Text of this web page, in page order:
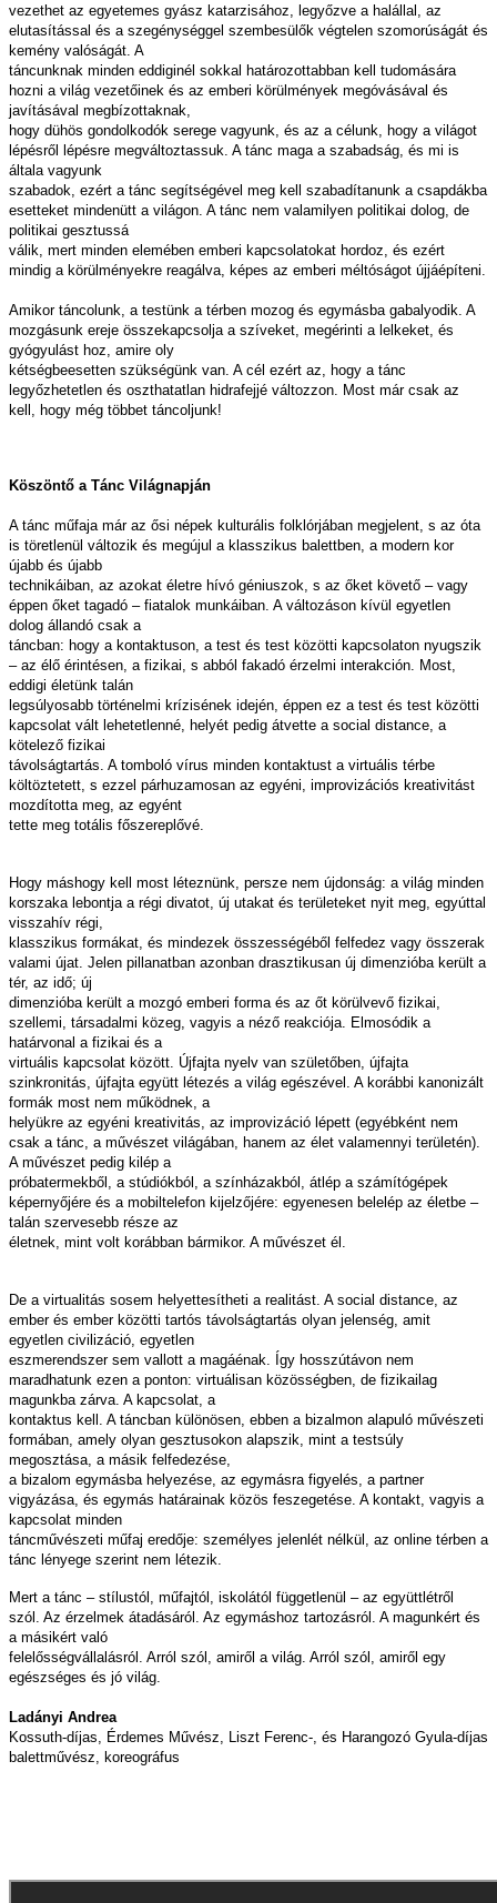
vezethet az egyetemes gyász katarzisához, legyőzve a halállal, az
elutasítással és a szegénységgel szembesülők végtelen szomorúságát és
kemény valóságát. A
táncunknak minden eddiginél sokkal határozottabban kell tudomására
hozni a világ vezetőinek és az emberi körülmények megóvásával és
javításával megbízottaknak,
hogy dühös gondolkodók serege vagyunk, és az a célunk, hogy a világot
lépésről lépésre megváltoztassuk. A tánc maga a szabadság, és mi is
általa vagyunk
szabadok, ezért a tánc segítségével meg kell szabadítanunk a csapdákba
esetteket mindenütt a világon. A tánc nem valamilyen politikai dolog, de
politikai gesztussá
válik, mert minden elemében emberi kapcsolatokat hordoz, és ezért
mindig a körülményekre reagálva, képes az emberi méltóságot újjáépíteni.
Amikor táncolunk, a testünk a térben mozog és egymásba gabalyodik. A
mozgásunk ereje összekapcsolja a szíveket, megérinti a lelkeket, és
gyógyulást hoz, amire oly
kétségbeesetten szükségünk van. A cél ezért az, hogy a tánc
legyőzhetetlen és oszthatatlan hidrafejjé változzon. Most már csak az
kell, hogy még többet táncoljunk!
Köszöntő a Tánc Világnapján
A tánc műfaja már az ősi népek kulturális folklórjában megjelent, s az óta
is töretlenül változik és megújul a klasszikus balettben, a modern kor
újabb és újabb
technikáiban, az azokat életre hívó géniuszok, s az őket követő – vagy
éppen őket tagadó – fiatalok munkáiban. A változáson kívül egyetlen
dolog állandó csak a
táncban: hogy a kontaktuson, a test és test közötti kapcsolaton nyugszik
– az élő érintésen, a fizikai, s abból fakadó érzelmi interakción. Most,
eddigi életünk talán
legsúlyosabb történelmi krízisének idején, éppen ez a test és test közötti
kapcsolat vált lehetetlenné, helyét pedig átvette a social distance, a
kötelező fizikai
távolságtartás. A tomboló vírus minden kontaktust a virtuális térbe
költöztetett, s ezzel párhuzamosan az egyéni, improvizációs kreativitást
mozdította meg, az egyént
tette meg totális főszereplővé.
Hogy máshogy kell most léteznünk, persze nem újdonság: a világ minden
korszaka lebontja a régi divatot, új utakat és területeket nyit meg, egyúttal
visszahív régi,
klasszikus formákat, és mindezek összességéből felfedez vagy összerak
valami újat. Jelen pillanatban azonban drasztikusan új dimenzióba került a
tér, az idő; új
dimenzióba került a mozgó emberi forma és az őt körülvevő fizikai,
szellemi, társadalmi közeg, vagyis a néző reakciója. Elmosódik a
határvonal a fizikai és a
virtuális kapcsolat között. Újfajta nyelv van születőben, újfajta
szinkronitás, újfajta együtt létezés a világ egészével. A korábbi kanonizált
formák most nem működnek, a
helyükre az egyéni kreativitás, az improvizáció lépett (egyébként nem
csak a tánc, a művészet világában, hanem az élet valamennyi területén).
A művészet pedig kilép a
próbatermekből, a stúdiókból, a színházakból, átlép a számítógépek
képernyőjére és a mobiltelefon kijelzőjére: egyenesen belelép az életbe –
talán szervesebb része az
életnek, mint volt korábban bármikor. A művészet él.
De a virtualitás sosem helyettesítheti a realitást. A social distance, az
ember és ember közötti tartós távolságtartás olyan jelenség, amit
egyetlen civilizáció, egyetlen
eszmerendszer sem vallott a magáénak. Így hosszútávon nem
maradhatunk ezen a ponton: virtuálisan közösségben, de fizikailag
magunkba zárva. A kapcsolat, a
kontaktus kell. A táncban különösen, ebben a bizalmon alapuló művészeti
formában, amely olyan gesztusokon alapszik, mint a testsúly
megosztása, a másik felfedezése,
a bizalom egymásba helyezése, az egymásra figyelés, a partner
vigyázása, és egymás határainak közös feszegetése. A kontakt, vagyis a
kapcsolat minden
táncművészeti műfaj eredője: személyes jelenlét nélkül, az online térben a
tánc lényege szerint nem létezik.
Mert a tánc – stílustól, műfajtól, iskolától függetlenül – az együttlétről
szól. Az érzelmek átadásáról. Az egymáshoz tartozásról. A magunkért és
a másikért való
felelősségvállalásról. Arról szól, amiről a világ. Arról szól, amiről egy
egészséges és jó világ.
Ladányi Andrea
Kossuth-díjas, Érdemes Művész, Liszt Ferenc-, és Harangozó Gyula-díjas
balettművész, koreográfus